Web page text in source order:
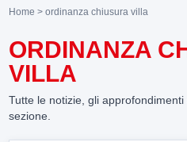
Home > ordinanza chiusura villa
ORDINANZA
VILLA
Tutte le notizie, gli
sezione.